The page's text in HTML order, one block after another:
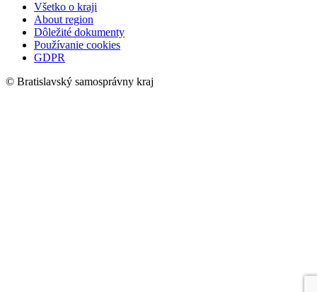
Všetko o kraji
About region
Dôležité dokumenty
Používanie cookies
GDPR
© Bratislavský samosprávny kraj